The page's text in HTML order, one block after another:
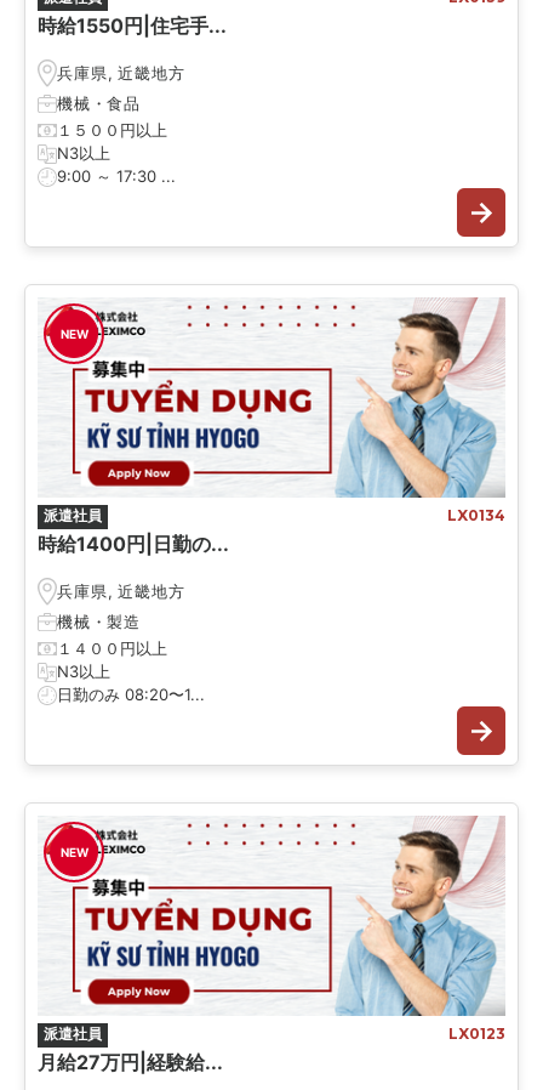
時給1550円|住宅手...
兵庫県, 近畿地方
機械 ・ 食品
１５００円以上
N3以上
9:00 ～ 17:30 ...
NEW
派遣社員 LX0134
時給1400円|日勤の...
兵庫県, 近畿地方
機械 ・ 製造
１４００円以上
N3以上
日勤のみ 08:20〜1...
NEW
派遣社員 LX0123
月給27万円|経験給...